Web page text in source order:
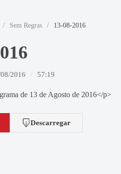
/ Sem Regras / 13-08-2016
2016 57:19
de 13 de Agosto de 2016</p>
Descarregar